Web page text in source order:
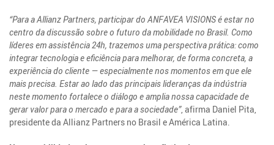
“Para a Allianz Partners, participar do ANFAVEA VISIONS é estar no
centro da discussão sobre o futuro da mobilidade no Brasil. Como
líderes em assistência 24h, trazemos uma perspectiva prática: como
integrar tecnologia e eficiência para melhorar, de forma concreta, a
experiência do cliente — especialmente nos momentos em que ele
mais precisa. Estar ao lado das principais lideranças da indústria
neste momento fortalece o diálogo e amplia nossa capacidade de
gerar valor para o mercado e para a sociedade”, afirma Daniel Pita,
presidente da Allianz Partners no Brasil e América Latina.